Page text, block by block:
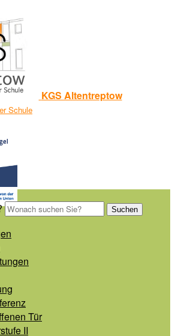
KGS Altentreptow
Schule
Suchen
Tür
II